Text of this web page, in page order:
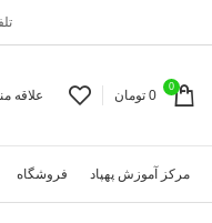
تلفن
0
0 تومان علاقه
مرکز آموزش پهپاد فروشگاه